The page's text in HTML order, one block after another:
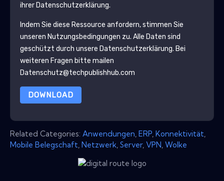
ihrer Datenschutzerklärung.
Indem Sie diese Ressource anfordern, stimmen Sie
unseren Nutzungsbedingungen zu. Alle Daten sind
geschützt durch unsere Datenschutzerklärung. Bei
weiteren Fragen bitte mailen
Datenschutz@techpublishhub.com
DOWNLOAD
Related Categories: Anwendungen ERP Konnektivität
Mobile Belegschaft Netzwerk Server, VPN Wolke